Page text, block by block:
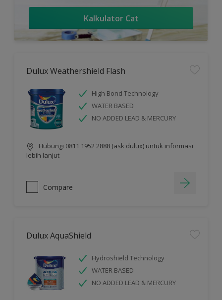
Kalkulator Cat
Dulux Weathershield Flash
High Bond Technology
WATER BASED
NO ADDED LEAD & MERCURY
Hubungi 0811 1952 2888 (ask dulux) untuk informasi
lebih lanjut
Compare
Dulux AquaShield
Hydroshield Technology
WATER BASED
NO ADDED LEAD & MERCURY